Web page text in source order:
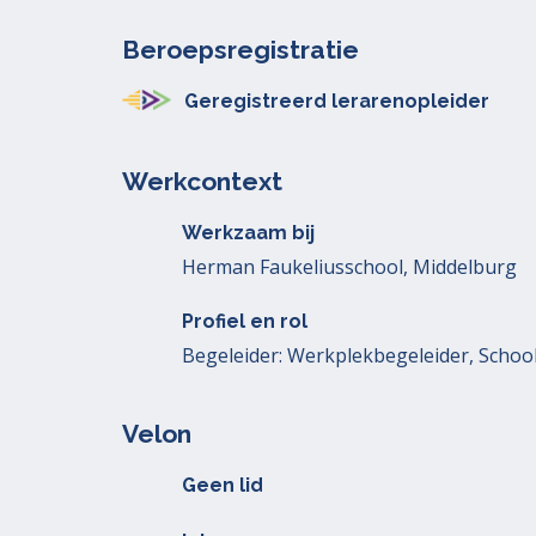
Beroepsregistratie
Geregistreerd lerarenopleider
Werkcontext
Werkzaam bij
Herman Faukeliusschool, Middelburg
Profiel en rol
Begeleider: Werkplekbegeleider,
Velon
Geen lid